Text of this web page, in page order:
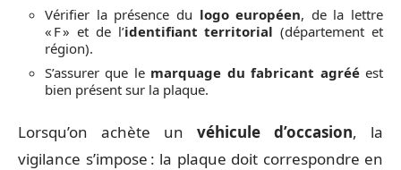
Vérifier la présence du logo européen, de la lettre
« F » et de l’identifiant territorial (département et
région).
S’assurer que le marquage du fabricant agrééest
bien présent sur la plaque.
Lorsqu’on achète un véhicule d’occasion, la
vigilance s’impose : la plaque doit correspondre en